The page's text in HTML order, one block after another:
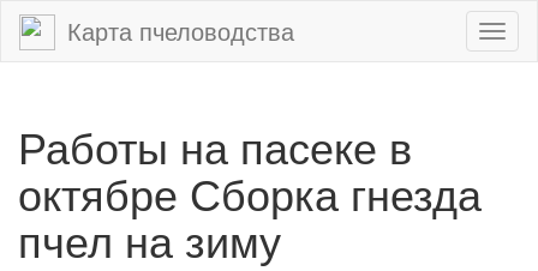
Карта пчеловодства
Работы на пасеке в
октябре Сборка гнезда
пчел на зиму